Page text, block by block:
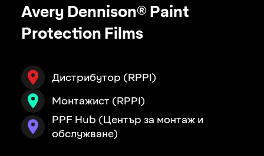
Avery Dennison® Paint
Protection Films
Дистрибутор (RPPI)
Монтажист (RPPI)
PPF Hub (Център за монтаж и
обслужване)